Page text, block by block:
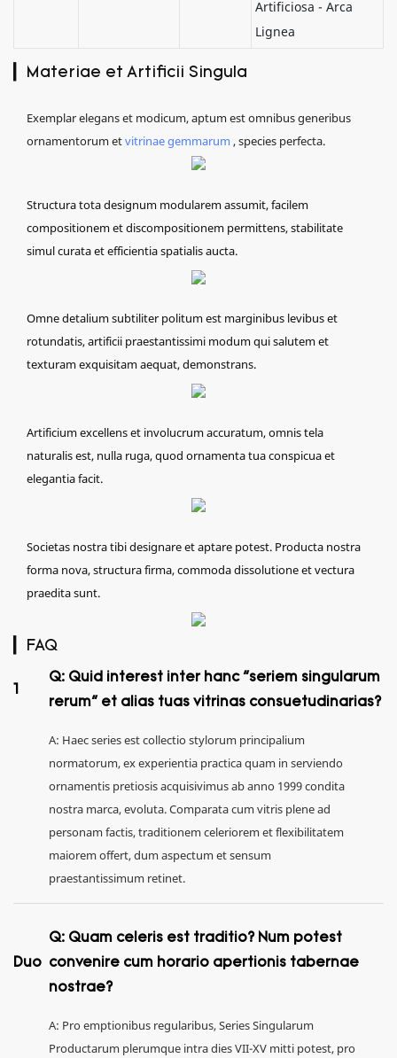
Artificiosa - Arca
Lignea
▎Materiae et Artificii Singula
Exemplar elegans et modicum, aptum est omnibus generibus
ornamentorum etvitrinae gemmarum , species perfecta.
Structura tota designum modularem assumit, facilem
compositionem et discompositionem permittens, stabilitate
simul curata et efficientia spatialis aucta.
Omne detalium subtiliter politum est marginibus levibus et
rotundatis, artificii praestantissimi modum qui salutem et
texturam exquisitam aequat, demonstrans.
Artificium excellens et involucrum accuratum, omnis tela
naturalis est, nulla ruga, quod ornamenta tua conspicua et
elegantia facit.
Societas nostra tibi designare et aptare potest. Producta nostra
forma nova, structura firma, commoda dissolutione et vectura
praedita sunt.
▎FAQ
1
Q: Quid interest inter hanc "seriem singularum
rerum" et alias tuas vitrinas consuetudinarias?
A: Haec series est collectio stylorum principalium
normatorum, ex experientia practica quam in serviendo
ornamentis pretiosis acquisivimus ab anno 1999 condita
nostra marca, evoluta. Comparata cum vitris plene ad
personam factis, traditionem celeriorem et flexibilitatem
maiorem offert, dum aspectum et sensum
praestantissimum retinet.
Duo
Q: Quam celeris est traditio? Num potest
convenire cum horario apertionis tabernae
nostrae?
A: Pro emptionibus regularibus, Series Singularum
Productarum plerumque intra dies VII-XV mitti potest, pro